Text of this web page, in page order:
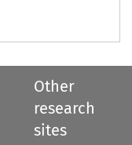
Other
research
sites